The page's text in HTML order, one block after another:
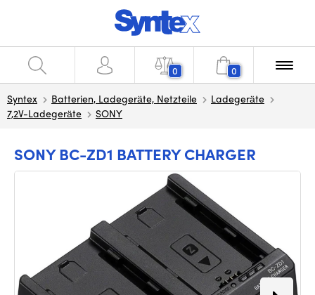
0 0
Syntex Batterien, Ladegeräte, Netzteile
Ladegeräte
7,2V-Ladegeräte
SONY
SONY BC-ZD1 BATTERY CHARGER